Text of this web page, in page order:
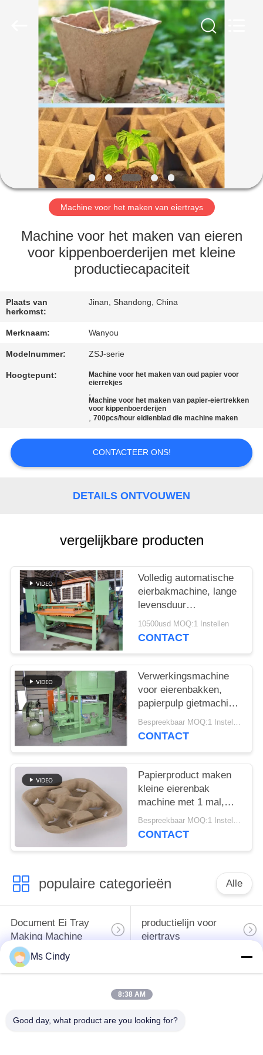
THUIS
PRODUCTEN
VIDEOS
OVER
ONS
FABRIEKSREIS
KWALITEITSCONTROLE
CONTACTEER
NIEUWS
VRAAG
EEN
OFFERTE
SITEMAP
PRIVACYBELEID
Machine voor het maken van eiertrays
Machine voor het maken van eieren
voor kippenboerderijen met kleine
productiecapaciteit
Plaats van
herkomst:
Jinan, Shandong, China
Merknaam: Wanyou
Modelnummer: ZSJ-serie
Hoogtepunt:
Machine voor het maken van oud papier voor
eierrekjes
,
Machine voor het maken van papier-eiertrekken
voor kippenboerderijen
,700pcs/hour eidienblad die machine maken
CONTACTEER ONS!
DETAILS ONTVOUWEN
vergelijkbare producten
Volledig automatische
eierbakmachine, lange
levensduur
eiendoosmachine
10500usd MOQ:1 Instellen
CONTACT
Verwerkingsmachine
voor eierenbakken,
papierpulp gietmachine
met droogsysteem
Bespreekbaar MOQ:1 Instellen
CONTACT
Papierproduct maken
kleine eierenbak
machine met 1 mal,
grote capaciteit
Bespreekbaar MOQ:1 Instellen
CONTACT
populaire categorieën Alle
Document Ei Tray
Making Machine
productielijn voor
eiertrays
Eikarton het Maken
klein eidienblad die
machine voor het
de vormende
Ms Cindy
8:38 AM
Good day, what product are you looking for?